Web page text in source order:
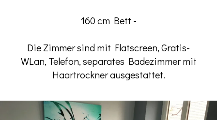
160 cm Bett -
Die Zimmer sind mit Flatscreen, Gratis-
WLan, Telefon, separates Badezimmer mit
Haartrockner ausgestattet.